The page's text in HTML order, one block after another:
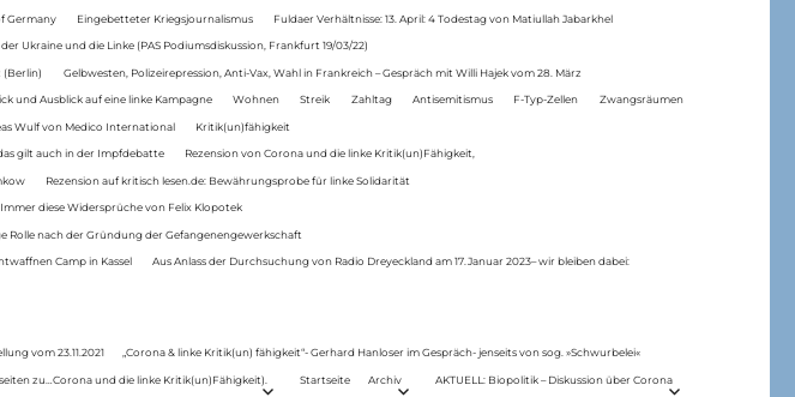
Germany Eingebetteter Kriegsjournalismus Fuldaer Verhältnisse: 13. April: 4 Todestag von Matiul­lah Jabarkhel
der Ukraine und die Linke (PAS Podiumsdiskussion, Frankfurt 19/03/22)
(Berlin) Gelbwesten, Polizeirepression, Anti-Vax, Wahl in Frankreich – Gespräch mit Willi Hajek vom 28. März
und Ausblick auf eine linke Kampagne Wohnen Streik Zahltag Antisemitismus F-Typ-Zellen Zwangsräumen
Wulf von Medico International Kritik(un)fähigkeit
gilt auch in der Impfdebatte Rezension von Corona und die linke Kritik(un)Fähigkeit,
Rezension auf kritisch lesen.de: Bewährungsprobe für linke Solidarität
diese Widersprüche von Felix Klopotek
Rolle nach der Gründung der Gefangenengewerkschaft
Camp in Kassel Aus Anlass der Durchsuchung von Radio Dreyeckland am 17.Januar 2023– wir bleiben dabei:
vom 23.11.2021 „Corona & linke Kritik(un) fähigkeit“- Gerhard Hanloser im Gespräch- jenseits von sog. »Schwurbelei«
zu…Corona und die linke Kritik(un)Fähigkeit). Startseite Archiv AKTUELL: Biopolitik – Diskussion über Corona